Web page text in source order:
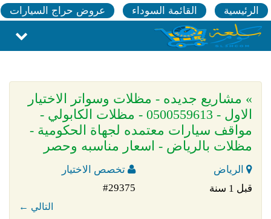
الرئيسية القائمة السوداء عروض حراج السيارات
» مشاريع جديده - مظلات وسواتر الاختيار
الاول - 0500559613 - مظلات الكابولي -
مواقف سيارات معتمده لجهاة الحكومية -
مظلات بالرياض - اسعار مناسبه وحصر
الرياض
تخصص الاختيار
قبل 1 سنة
#29375
← التالي